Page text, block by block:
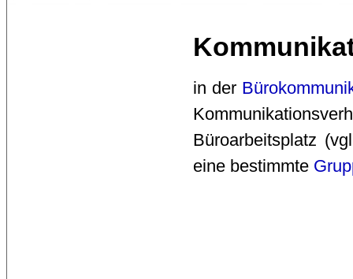
in der
Büroarbeitsplatz
eine bestimmte